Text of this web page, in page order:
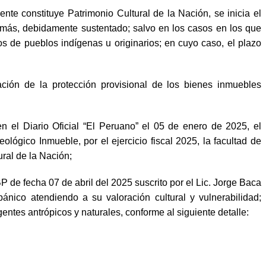
constituye Patrimonio Cultural de la Nación, se inicia el
debidamente sustentado; salvo en los casos en los que
de pueblos indígenas u originarios; en cuyo caso, el plazo
de la protección provisional de los bienes inmuebles
el Diario Oficial “El Peruano” el 05 de enero de 2025, el
Inmueble, por el ejercicio fiscal 2025, la facultad de
de la Nación;
de fecha 07 de abril del 2025 suscrito por el Lic. Jorge Baca
atendiendo a su valoración cultural y vulnerabilidad;
antrópicos y naturales, conforme al siguiente detalle: